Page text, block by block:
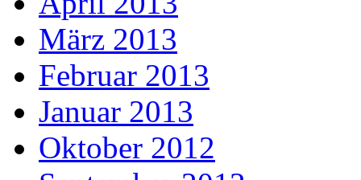
März 2013
Februar 2013
Januar 2013
Oktober 2012